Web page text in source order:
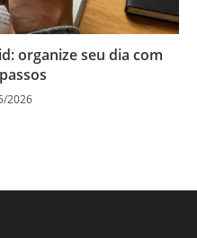
organize seu dia com
2026